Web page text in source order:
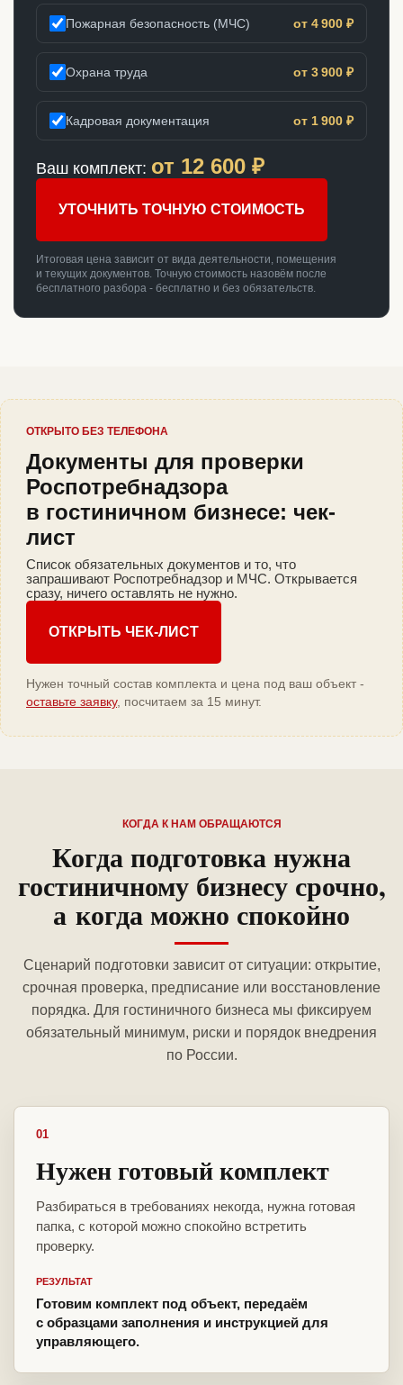
Пожарная безопасность (МЧС) от 4 900 ₽
Охрана труда от 3 900 ₽
Кадровая документация от 1 900 ₽
Ваш комплект: от 12 600 ₽
УТОЧНИТЬ ТОЧНУЮ СТОИМОСТЬ
Итоговая цена зависит от вида деятельности, помещения
и текущих документов. Точную стоимость назовём после
бесплатного разбора - бесплатно и без обязательств.
ОТКРЫТО БЕЗ ТЕЛЕФОНА
Документы для проверки
Роспотребнадзора
в гостиничном бизнесе: чек-
лист
Список обязательных документов и то, что
запрашивают Роспотребнадзор и МЧС. Открывается
сразу, ничего оставлять не нужно.
ОТКРЫТЬ ЧЕК-ЛИСТ
Нужен точный состав комплекта и цена под ваш объект -
оставьте заявку, посчитаем за 15 минут.
КОГДА К НАМ ОБРАЩАЮТСЯ
Когда подготовка нужна
гостиничному бизнесу срочно,
а когда можно спокойно
Сценарий подготовки зависит от ситуации: открытие,
срочная проверка, предписание или восстановление
порядка. Для гостиничного бизнеса мы фиксируем
обязательный минимум, риски и порядок внедрения
по России.
01
Нужен готовый комплект
Разбираться в требованиях некогда, нужна готовая
папка, с которой можно спокойно встретить
проверку.
РЕЗУЛЬТАТ
Готовим комплект под объект, передаём
с образцами заполнения и инструкцией для
управляющего.